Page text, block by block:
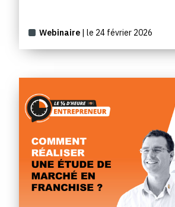
Webinaire | le 24 février 2026